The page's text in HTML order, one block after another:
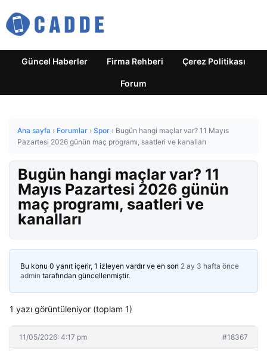
Güncel Haberler Firma Rehberi Çerez Politikası
Forum
Ana sayfa › Forumlar › Spor › Bugün hangi maçlar var? 11 Mayıs
Pazartesi 2026 günün maç programı, saatleri ve kanalları
Bugün hangi maçlar var? 11
Mayıs Pazartesi 2026 günün
maç programı, saatleri ve
kanalları
Bu konu 0 yanıt içerir, 1 izleyen vardır ve en son 2 ay 3 hafta önce
admin tarafından güncellenmiştir.
1 yazı görüntüleniyor (toplam 1)
11/05/2026: 4:17 pm #18367